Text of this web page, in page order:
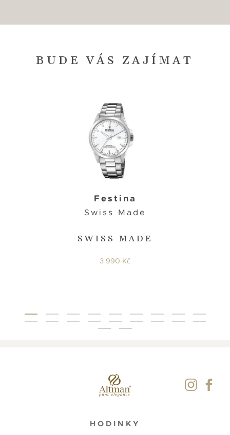
BUDE VÁS ZAJÍMAT
SWISS MADE
Festina
Swiss Made
3 990 Kč
HODINKY